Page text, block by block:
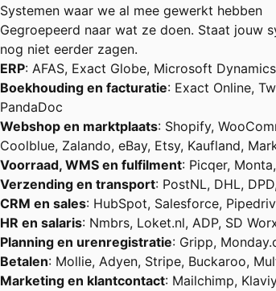
Systemen waar we al mee gewerkt hebben
Gegroepeerd naar wat ze doen. Staat jouw
nog niet eerder zagen.
ERP: AFAS, Exact Globe, Microsoft
Boekhouding en facturatie: Exact Online,
PandaDoc
Webshop en marktplaats: Shopify,
Coolblue, Zalando, eBay, Etsy, Kaufland,
Voorraad, WMS en fulfilment: Picqer,
Verzending en transport: PostNL, DHL,
CRM en sales: HubSpot, Salesforce,
HR en salaris: Nmbrs, Loket.nl, ADP, SD
Planning en urenregistratie: Gripp,
Betalen: Mollie, Adyen, Stripe, Buckaroo,
Marketing en klantcontact: Mailchimp,